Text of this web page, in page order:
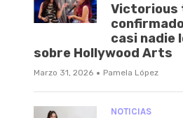
Victorious
casi nadie
sobre Hollywood Arts
Marzo 31, 2026 · Pamela López
NOTICIAS